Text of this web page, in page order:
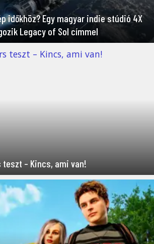
időkhöz? Egy magyar indie stúdió 4X
Legacy of Sol címmel
teszt – Kincs, ami van!